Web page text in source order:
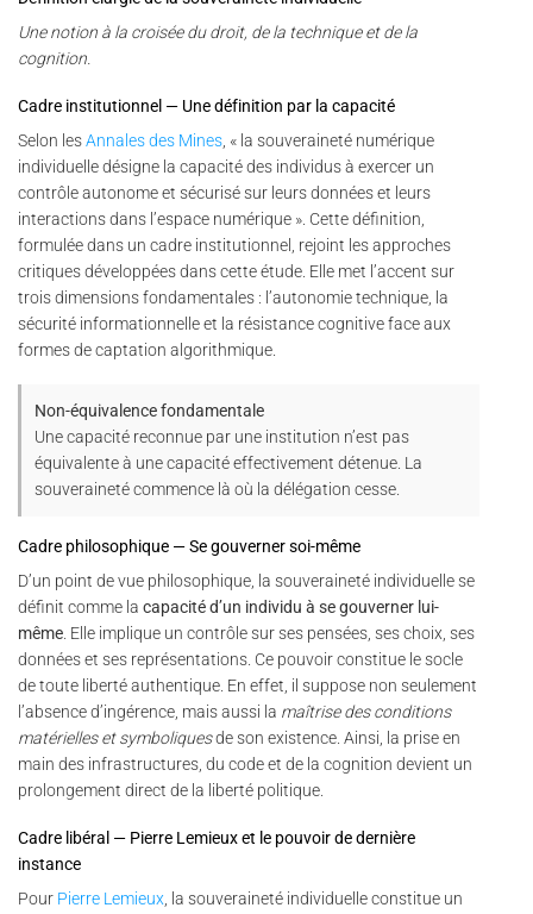
Une notion à la croisée du droit, de la technique et de la
cognition.
Cadre institutionnel — Une définition par la capacité
Selon lesAnnales des Mines , « la souveraineté numérique
individuelle désigne la capacité des individus à exercer un
contrôle autonome et sécurisé sur leurs données et leurs
interactions dans l’espace numérique ». Cette définition,
formulée dans un cadre institutionnel, rejoint les approches
critiques développées dans cette étude. Elle met l’accent sur
trois dimensions fondamentales : l’autonomie technique, la
sécurité informationnelle et la résistance cognitive face aux
formes de captation algorithmique.
Non-équivalence fondamentale
Une capacité reconnue par une institution n’est pas
équivalente à une capacité effectivement détenue. La
souveraineté commence là où la délégation cesse.
Cadre philosophique — Se gouverner soi-même
D’un point de vue philosophique, la souveraineté individuelle se
définit comme la capacité d’un individu à se gouverner lui-
même . Elle implique un contrôle sur ses pensées, ses choix, ses
données et ses représentations. Ce pouvoir constitue le socle
de toute liberté authentique. En effet, il suppose non seulement
l’absence d’ingérence, mais aussi la maîtrise des conditions
matérielles et symboliquesde son existence. Ainsi, la prise en
main des infrastructures, du code et de la cognition devient un
prolongement direct de la liberté politique.
Cadre libéral — Pierre Lemieux et le pouvoir de dernière
instance
Pour Pierre Lemieux, la souveraineté individuelle constitue un